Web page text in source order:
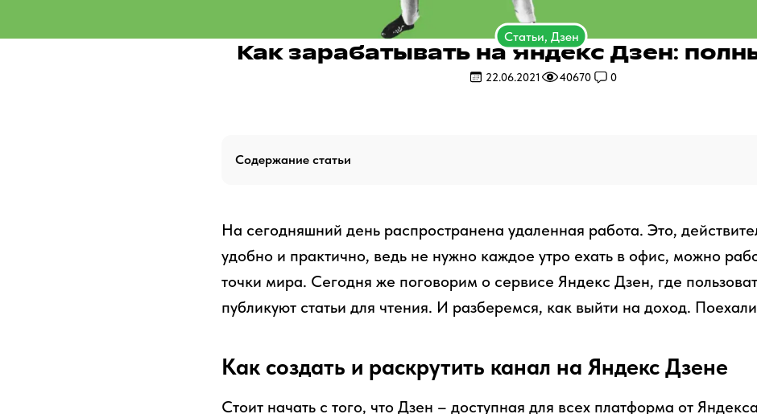
Статьи, Дзен
Как зарабатывать на Яндекс Дзен:
22.06.2021 40670 0
Содержание статьи
На сегодняшний день распространена удаленная работа. Это,
удобно и практично, ведь не нужно каждое утро ехать в офис, можно
точки мира. Сегодня же поговорим о сервисе Яндекс Дзен, где
публикуют статьи для чтения. И разберемся, как выйти на доход.
Как создать и раскрутить канал на Яндекс Дзене
Стоит начать с того, что Дзен – доступная для всех платформа от